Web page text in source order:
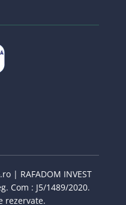
| RAFADOM INVEST
Com : J5/1489/2020.
rezervate.